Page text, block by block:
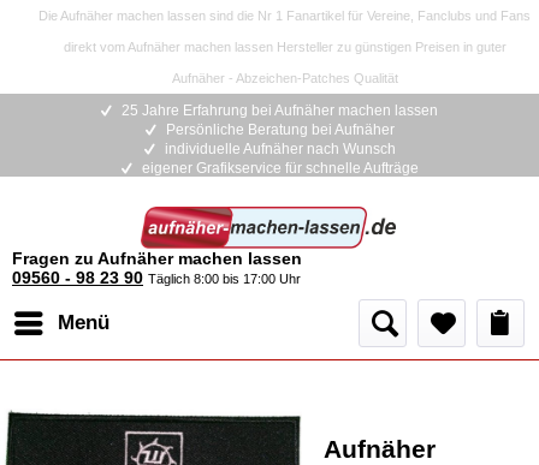
Die Aufnäher machen lassen sind die Nr 1 Fanartikel für Vereine, Fanclubs und Fans
direkt vom Aufnäher machen lassen Hersteller zu günstigen Preisen in guter
Aufnäher - Abzeichen-Patches Qualität
25 Jahre Erfahrung bei Aufnäher machen lassen
Persönliche Beratung bei Aufnäher
individuelle Aufnäher nach Wunsch
eigener Grafikservice für schnelle Aufträge
Fragen zu Aufnäher machen lassen
09560 - 98 23 90 Täglich 8:00 bis 17:00 Uhr
Menü
Aufnäher